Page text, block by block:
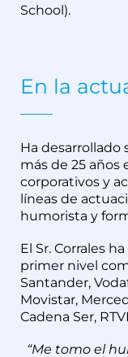
School).
En la
Ha desarrollado
más de 25
corporativos y
líneas de
humorista y
El Sr. Corrales
primer nivel
Santander,
Movistar,
Cadena Ser,
“Me tomo el